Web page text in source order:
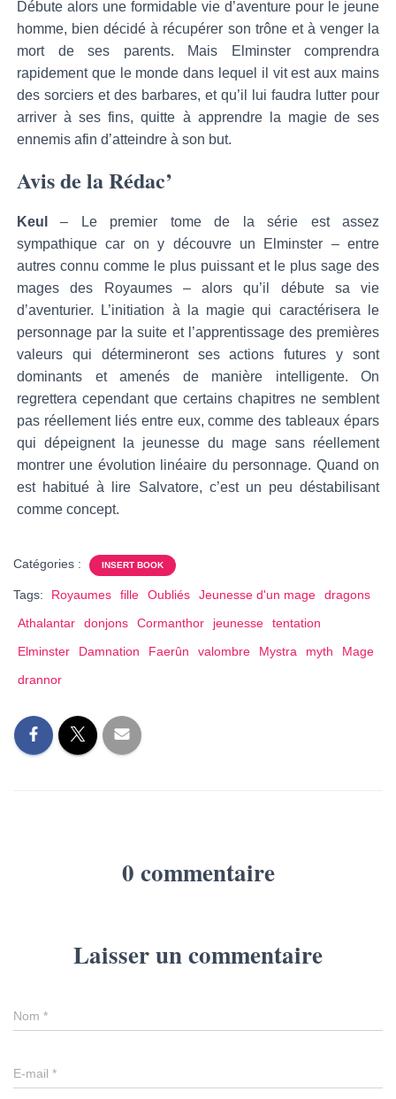
Débute alors une formidable vie d’aventure pour le jeune
homme, bien décidé à récupérer son trône et à venger la
mort de ses parents. Mais Elminster comprendra
rapidement que le monde dans lequel il vit est aux mains
des sorciers et des barbares, et qu’il lui faudra lutter pour
arriver à ses fins, quitte à apprendre la magie de ses
ennemis afin d’atteindre à son but.
Avis de la Rédac’
Keul
– Le premier tome de la série est assez
sympathique car on y découvre un Elminster – entre
autres connu comme le plus puissant et le plus sage des
mages des Royaumes – alors qu’il débute sa vie
d’aventurier. L’initiation à la magie qui caractérisera le
personnage par la suite et l’apprentissage des premières
valeurs qui détermineront ses actions futures y sont
dominants et amenés de manière intelligente. On
regrettera cependant que certains chapitres ne semblent
pas réellement liés entre eux, comme des tableaux épars
qui dépeignent la jeunesse du mage sans réellement
montrer une évolution linéaire du personnage. Quand on
est habitué à lire Salvatore, c’est un peu déstabilisant
comme concept.
Catégories : INSERT BOOK
Tags: Royaumes fille Oubliés Jeunesse d'un mage
dragons
Athalantar
donjons Cormanthor jeunesse
tentation
Elminster
Damnation Faerûn valombre Mystra myth
Mage
drannor
0 commentaire
Laisser un commentaire
Nom *
E-mail *